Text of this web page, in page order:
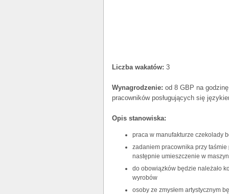
Liczba wakatów: 3
Wynagrodzenie: od 8 GBP na
pracowników posługujących się
Opis stanowiska:
praca w manufakturze czekolady
zadaniem pracownika przy
następnie umieszczenie w
do obowiązków będzie należało
wyrobów
osoby ze zmysłem artystycznym